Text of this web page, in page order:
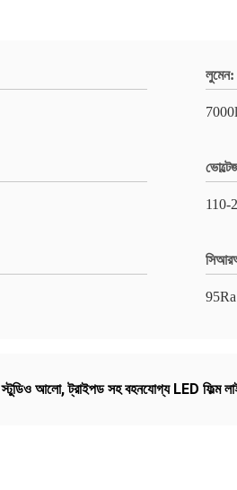
লুমেন:
110-
95Ra
আলো,ট্রাইপড সহ বহনযোগ্য LED ফিল্ম